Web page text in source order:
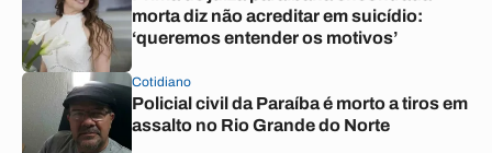
morta diz não acreditar em suicídio:
‘queremos entender os motivos’
Cotidiano
Policial civil da Paraíba é morto a tiros em
assalto no Rio Grande do Norte